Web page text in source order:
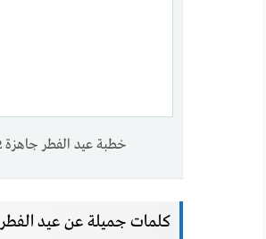
خطبة عيد الفطر جاهزة 2022 – 1443
كلمات جميلة عن عيد الفطر